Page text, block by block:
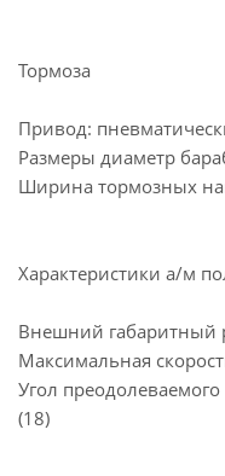
Тормоза
Привод:
Размеры диаметр
Ширина тормозных
Характеристики а/м
Внешний габаритный
Максимальная
Угол
(18)